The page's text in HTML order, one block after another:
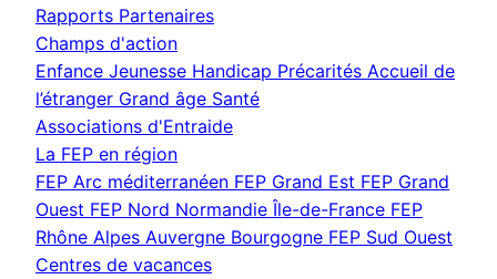
Rapports Partenaires
Champs d'action
Enfance Jeunesse Handicap Précarités Accueil de
l’étranger Grand âge Santé
Associations d'Entraide
La FEP en région
FEP Arc méditerranéen FEP Grand Est FEP Grand
Ouest FEP Nord Normandie Île-de-France FEP
Rhône Alpes Auvergne Bourgogne FEP Sud Ouest
Centres de vacances